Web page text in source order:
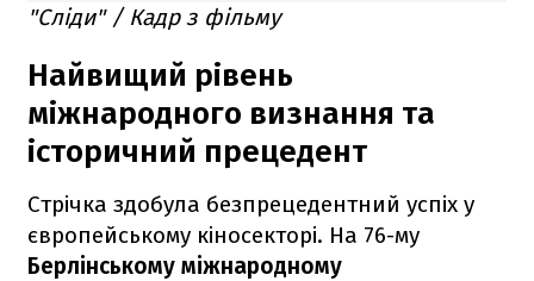
"Сліди" / Кадр з фільму
Найвищий рівень
міжнародного визнання та
історичний прецедент
Стрічка здобула безпрецедентний успіх у
європейському кіносекторі. На 76-му
Берлінському міжнародному